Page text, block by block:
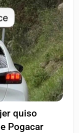
quiso
Pogacar